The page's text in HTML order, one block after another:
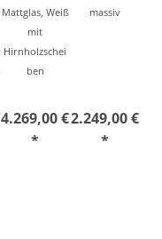
Mattglas, Weiß
mit
Hirnholzschei
ben
4.269,00 €
*
massiv
2.249,00 €
*